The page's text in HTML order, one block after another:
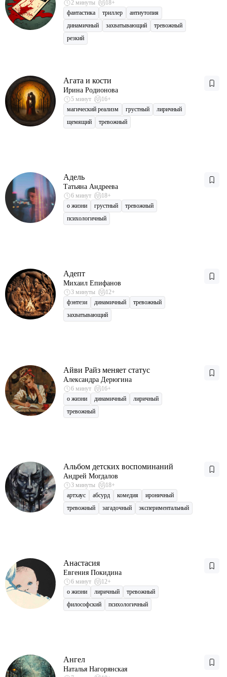
2 минуты
18+
фантастика
триллер
антиутопия
динамичный
захватывающий
тревожный
резкий
Агата и кости
Ирина Родионова
5 минут
16+
магический реализм
грустный
лиричный
щемящий
тревожный
Адель
Татьяна Андреева
6 минут
18+
о жизни
грустный
тревожный
психологичный
Адепт
Михаил Епифанов
3 минуты
12+
фэнтези
динамичный
тревожный
захватывающий
Айви Райз меняет статус
Александра Дерюгина
6 минут
16+
о жизни
динамичный
лиричный
тревожный
Альбом детских воспоминаний
Андрей Могдалов
3 минуты
18+
артхаус
абсурд комедия
ироничный
тревожный
загадочный экспериментальный
Анастасия
Евгения Покидина
6 минут
12+
о жизни
лиричный
тревожный
философский
психологичный
Ангел
Наталья Нагорянская